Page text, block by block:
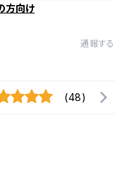
方向け
通報する
(48)